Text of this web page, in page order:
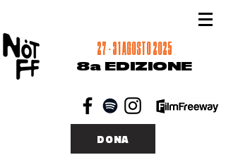
27 - 31 AGOSTO 2025
8a EDIZIONE
DONA